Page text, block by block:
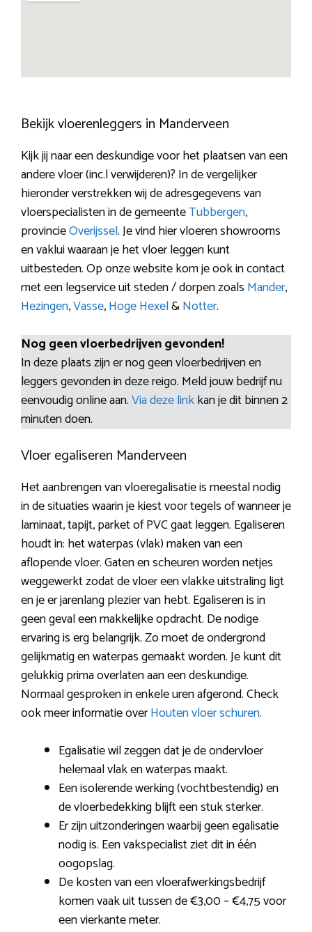
Bekijk vloerenleggers in Manderveen
Kijk jij naar een deskundige voor het plaatsen van een
andere vloer (inc.l verwijderen)? In de vergelijker
hieronder verstrekken wij de adresgegevens van
vloerspecialisten in de gemeenteTubbergen,
provincieOverijssel. Je vind hier vloeren showrooms
en vaklui waaraan je het vloer leggen kunt
uitbesteden. Op onze website kom je ook in contact
met een legservice uit steden / dorpen zoals Mander,
Hezingen,Vasse,Hoge Hexel&Notter.
Nog geen vloerbedrijven gevonden!
In deze plaats zijn er nog geen vloerbedrijven en
leggers gevonden in deze reigo. Meld jouw bedrijf nu
eenvoudig online aan.Via deze linkkan je dit binnen 2
minuten doen.
Vloer egaliseren Manderveen
Het aanbrengen van vloeregalisatie is meestal nodig
in de situaties waarin je kiest voor tegels of wanneer je
laminaat, tapijt, parket of PVC gaat leggen. Egaliseren
houdt in: het waterpas (vlak) maken van een
aflopende vloer. Gaten en scheuren worden netjes
weggewerkt zodat de vloer een vlakke uitstraling ligt
en je er jarenlang plezier van hebt. Egaliseren is in
geen geval een makkelijke opdracht. De nodige
ervaring is erg belangrijk. Zo moet de ondergrond
gelijkmatig en waterpas gemaakt worden. Je kunt dit
gelukkig prima overlaten aan een deskundige.
Normaal gesproken in enkele uren afgerond. Check
ook meer informatie overHouten vloer schuren.
Egalisatie wil zeggen dat je de ondervloer
helemaal vlak en waterpas maakt.
Een isolerende werking (vochtbestendig) en
de vloerbedekking blijft een stuk sterker.
Er zijn uitzonderingen waarbij geen egalisatie
nodig is. Een vakspecialist ziet dit in één
oogopslag.
De kosten van een vloerafwerkingsbedrijf
komen vaak uit tussen de €3,00 – €4,75 voor
een vierkante meter.